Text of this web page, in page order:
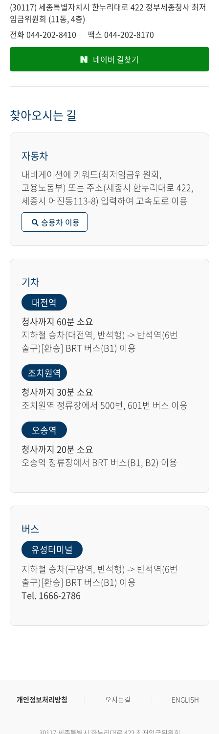
(30117) 세종특별자치시 한누리대로 422 정부세종청사 최저
임금위원회 (11동, 4층)
전화044-202-8410 팩스 044-202-8170
네이버 길찾기
찾아오시는 길
자동차
내비게이션에 키워드(최저임금위원회,
고용노동부) 또는 주소(세종시 한누리대로 422,
세종시 어진동113-8) 입력하여 고속도로 이용
승용차 이용
기차
대전역
청사까지 60분 소요
지하철 승차(대전역, 반석행) -> 반석역(6번
출구)[환승] BRT 버스(B1) 이용
조치원역
청사까지 30분 소요
조치원역 정류장에서 500번, 601번 버스 이용
오송역
청사까지 20분 소요
오송역 정류장에서 BRT 버스(B1, B2) 이용
버스
유성터미널
지하철 승차(구암역, 반석행) -> 반석역(6번
출구)[환승] BRT 버스(B1) 이용
Tel. 1666-2786
개인정보처리방침 오시는길 ENGLISH